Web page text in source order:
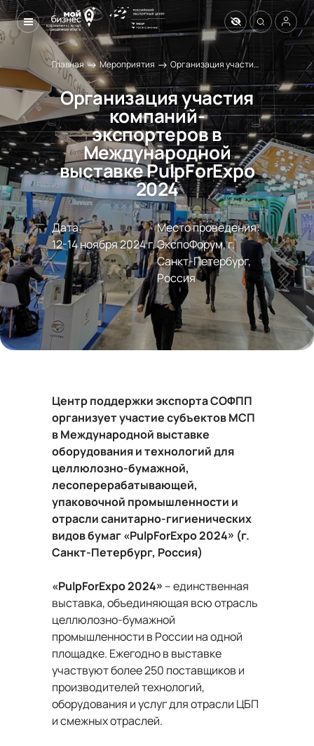
Главная→Мероприятия → Организация участия компаний-экспортеров в Международной выставке PulpForExpo 2024
Организация участия
компаний-
экспортеров в
Международной
выставке PulpForExpo
2024
Дата:
12-14 ноября 2024 г.
Место проведения:
ЭкспоФорум, г.
Санкт-Петербург,
Россия
Центр поддержки экспорта СОФПП
организует участие субъектов МСП
в Международной выставке
оборудования и технологий для
целлюлозно-бумажной,
лесоперерабатывающей,
упаковочной промышленности и
отрасли санитарно-гигиенических
видов бумаг «PulpForExpo 2024» (г.
Санкт-Петербург, Россия)
«PulpForExpo 2024» –единственная
выставка, объединяющая всю отрасль
целлюлозно-бумажной
промышленности в России на одной
площадке. Ежегодно в выставке
участвуют более 250 поставщиков и
производителей технологий,
оборудования и услуг для отрасли ЦБП
и смежных отраслей.